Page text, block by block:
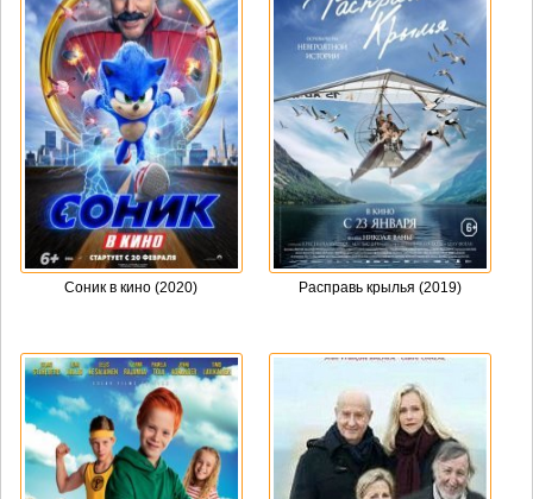
Соник в кино (2020) Расправь крылья (2019)